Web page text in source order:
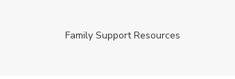
Family Support Resources